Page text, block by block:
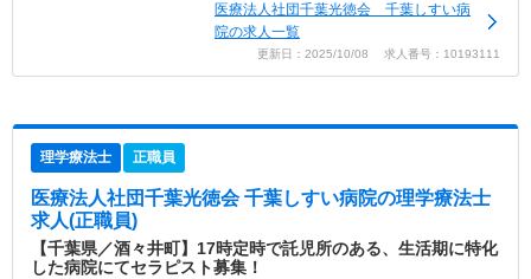
医療法人社団千葉光徳会 千葉しすい病
院の求人一覧
更新日：2025/10/08 求人番号：10193111
理学療法士 正職員
医療法人社団千葉光徳会 千葉しすい病院の理学療法士
求人(正職員)
【千葉県／酒々井町】17時定時で託児所のある、生活期に特化
した病院にてセラピスト募集！